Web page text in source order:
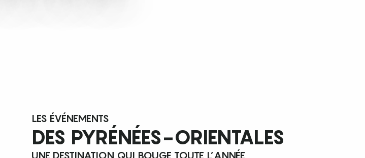
LES ÉVÉNEMENTS
DES PYRÉNÉES-ORIENTALES